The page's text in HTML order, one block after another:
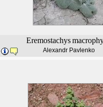
Eremostachys
Alexandr Pavlenko